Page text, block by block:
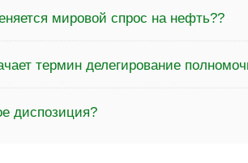
мировой спрос на нефть??
термин делегирование
диспозиция?